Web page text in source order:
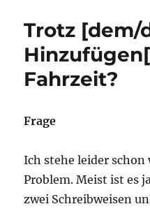
Trotz [dem/
Fahrzeit?
Frage
Ich stehe leider schon
Problem. Meist ist es
zwei Schreibweisen